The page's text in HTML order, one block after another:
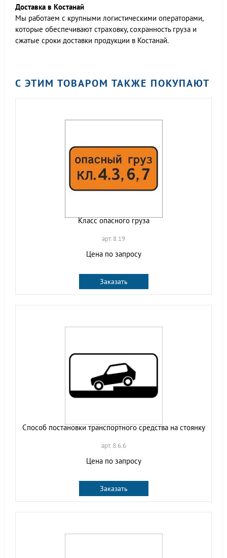
Доставка в Костанай
Мы работаем c крупными логистическими операторами,
которые обеспечивают страховку, сохранность груза и
сжатые сроки доставки продукции в Костанай.
С ЭТИМ ТОВАРОМ ТАКЖЕ ПОКУПАЮТ
Класс опасного груза
арт. 8.19
Цена по запросу
Заказать
Способ постановки транспортного средства на стоянку
арт. 8.6.6
Цена по запросу
Заказать